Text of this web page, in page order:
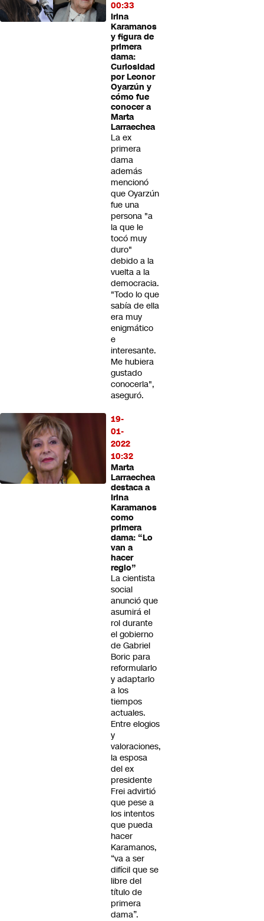
00:33
Irina
Karamanos
y figura de
primera
dama:
Curiosidad
por Leonor
Oyarzún y
cómo fue
conocer a
Marta
Larraechea
La ex
primera
dama
además
mencionó
que Oyarzún
fue una
persona "a
la que le
tocó muy
duro"
debido a la
vuelta a la
democracia.
"Todo lo que
sabía de ella
era muy
enigmático
e
interesante.
Me hubiera
gustado
conocerla",
aseguró.
19-
01-
2022
10:32
Marta
Larraechea
destaca a
Irina
Karamanos
como
primera
dama: “Lo
van a
hacer
regio”
La cientista
social
anunció que
asumirá el
rol durante
el gobierno
de Gabriel
Boric para
reformularlo
y adaptarlo
a los
tiempos
actuales.
Entre elogios
y
valoraciones,
la esposa
del ex
presidente
Frei advirtió
que pese a
los intentos
que pueda
hacer
Karamanos,
“va a ser
difícil que se
libre del
título de
primera
dama”.